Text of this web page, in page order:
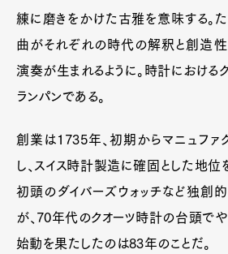
練に磨きをかけた古雅を意味する。
曲がそれぞれの時代の解釈と創造性
演奏が生まれるように。時計における
ランパンである。
創業は1735年、初期からマニュファ
し、スイス時計製造に確固とした地
初頭のダイバーズウォッチなど独創
が、70年代のクオーツ時計の台頭で
始動を果たしたのは83年のことだ。